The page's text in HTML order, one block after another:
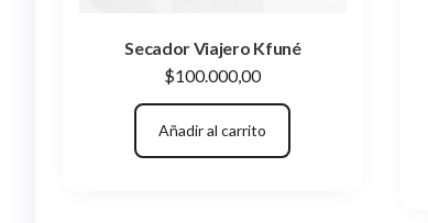
Secador Viajero Kfuné
$100.000,00
Añadir al carrito